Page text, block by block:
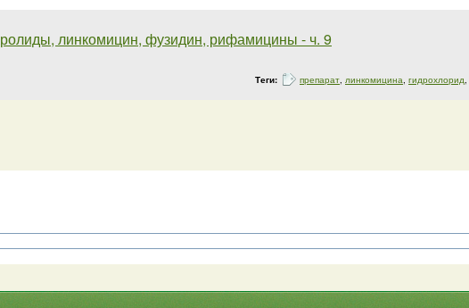
линкомицин, фузидин, рифамицины - ч. 9
Теги: препарат, линкомицина, гидрохлорид,